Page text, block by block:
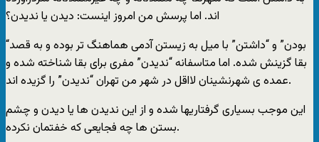
اند. اما پرسش من امروز اینست: دیدن یا ندیدن؟
“بودن” و “داشتن” با میل به زیستن آدمی هماهنگ تر بوده و به قصد
بقا گزینش شده. اما متاسفانه “ندیدن” مفری برای بقا شناخته شده و
عمده ی شهرنشینان لااقل در شهر من تهران “ندیدن” را گزیده اند.
این موجب بسیاری گرفتاریها شده و از این ندیدن ها یا دیدن و چشم
بستن ها چه فجایعی که خفتمان نکرده.